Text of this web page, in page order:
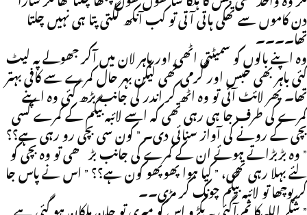
دن کاموں سے تھکی ہاتی آتی تو کب آنکھ لگتی پتا ہی نہیں چلتا
تھا۔۔۔۔
وہ اپنے بالوں کو سمیٹتی اٹھی اور باہر لان میں آکر جھولے پہ لیٹ
گئی باہر بھی حبس اور گرمی تھی لیکن بہر حال کمرے سے کافی بہتر
تھا۔ پھر لائٹ آئی تو وہ اٹھ کر اندر کی جانب بڑھ گئی وہ اپنے
کمرے کی طرف جا ہی رہی تھی کہ اسے لائبہ بیگم کے کمرے کسی
بچی کے رونے کی آواز سنائی دی۔ ” کون سی بچی رو رہی ہے؟؟
” وہ بڑبڑاتے ہوئے ان کے کمرے کی جانب بڑھی تو وہ بچی کو
لئے بہلا رہی تھی، ” کیا ہوا پھوپھو کون ہے؟؟ ” اس نے پاس جا
کر پوچھا تو لائبہ بیگم چونک کر مڑی۔۔